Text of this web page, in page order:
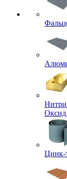
Оксид
Цинк-